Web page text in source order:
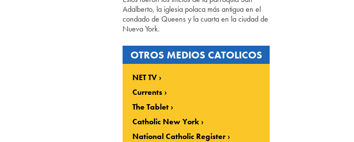
Adalberto, la iglesia polaca más antigua en el
condado de Queens y la cuarta en la ciudad de
Nueva York.
OTROS MEDIOS CATOLICOS
NET TV
Currents
The Tablet
Catholic New York
National Catholic Register